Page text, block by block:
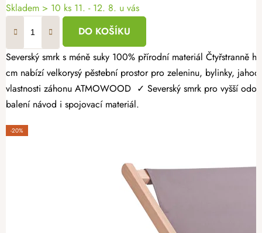
Skladem > 10 ks 11. - 12. 8. u vás
DO KOŠÍKU
Severský smrk s méně suky 100% přírodní materiál Čtyřstranně hoblovaný masiv Dopřejte si radost z vlastní úrody a vytvořte si zahrádku přesně podle svých představ. Dřevěný vyvýšený záhon 160 × 100 × 60
cm nabízí velkorysý pěstební prostor pro zeleninu, bylinky,
vlastnosti záhonu ATMOWOOD ✓ Severský smrk pro vyšší
balení návod i spojovací materiál.
-20%